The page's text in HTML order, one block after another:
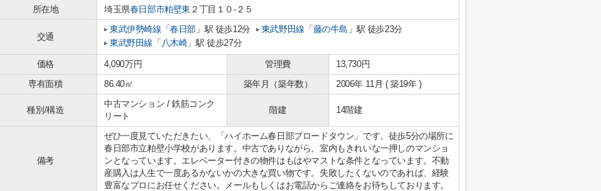
所在地 埼玉県春日部市粕壁東 ２丁目１０-２５
交通
東武伊勢崎線 「春日部 」駅 徒歩12分 東武野田線 「 藤の牛島 」駅 徒歩23分
東武野田線 「 八木崎」駅 徒歩27分
価格 4,090万円 管理費
13,730円
専有面積
86.40㎡ 築年月（築年数） 2006年 11月 ( 築19年 )
種別/構造
中古マンション / 鉄筋コンク
リート
階建 14階建
備考
ぜひ一度見ていただきたい、「ハイホーム春日部ブロードタウン」です。徒歩5分の場所に
春日部市立粕壁小学校があります。中古でありながら、室内もきれいな一押しのマンショ
ンとなっています。エレベーター付きの物件はもはやマストな条件となっています。不動
産購入は人生で一度あるかないかの大きな買い物です。失敗したくないのであれば、経験
豊富なプロにお任せください。メールもしくはお電話からご連絡をお待ちしております。